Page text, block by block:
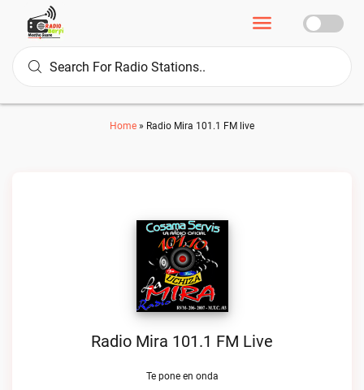
Home » Radio Mira 101.1 FM live
Radio Mira 101.1 FM Live
Te pone en onda